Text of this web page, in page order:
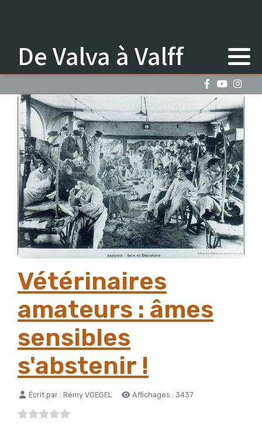
De Valva à Valff
Vétérinaires
amateurs : âmes
sensibles
s'abstenir !
Détails
Écrit par : Rémy VOEGEL Affichages : 3437